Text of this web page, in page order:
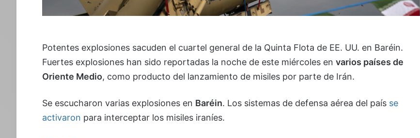
Potentes explosiones sacuden el cuartel general de la Quinta Flota de EE. UU. en Baréin.
Fuertes explosiones han sido reportadas la noche de este miércoles en varios países de
Oriente Medio, como producto del lanzamiento de misiles por parte de Irán.
Se escucharon varias explosiones en Baréin. Los sistemas de defensa aérea del país se
activaron para interceptar los misiles iraníes.